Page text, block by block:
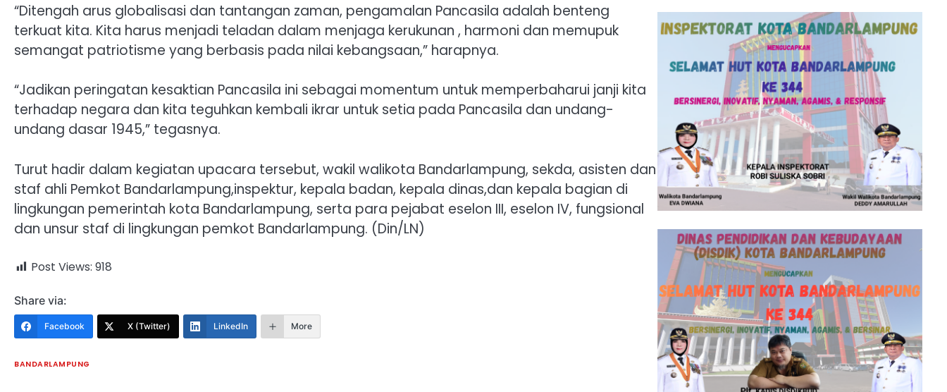
“Ditengah arus globalisasi dan tantangan zaman, pengamalan Pancasila adalah benteng
terkuat kita. Kita harus menjadi teladan dalam menjaga kerukunan , harmoni dan memupuk
semangat patriotisme yang berbasis pada nilai kebangsaan,” harapnya.
“Jadikan peringatan kesaktian Pancasila ini sebagai momentum untuk memperbaharui janji kita
terhadap negara dan kita teguhkan kembali ikrar untuk setia pada Pancasila dan undang-
undang dasar 1945,” tegasnya.
Turut hadir dalam kegiatan upacara tersebut, wakil walikota Bandarlampung, sekda, asisten dan
staf ahli Pemkot Bandarlampung,inspektur, kepala badan, kepala dinas,dan kepala bagian di
lingkungan pemerintah kota Bandarlampung, serta para pejabat eselon III, eselon IV, fungsional
dan unsur staf di lingkungan pemkot Bandarlampung. (Din/LN)
Post Views: 918
Share via:
Facebook X (Twitter) LinkedIn More
BANDARLAMPUNG